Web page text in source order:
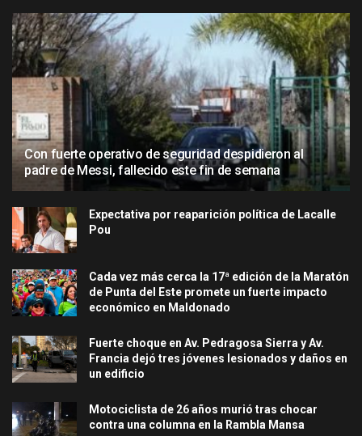
Con fuerte operativo de seguridad despidieron al
padre de Messi, fallecido este fin de semana
Expectativa por reaparición política de Lacalle
Pou
Cada vez más cerca la 17ª edición de la Maratón
de Punta del Este promete un fuerte impacto
económico en Maldonado
Fuerte choque en Av. Pedragosa Sierra y Av.
Francia dejó tres jóvenes lesionados y daños en
un edificio
Motociclista de 26 años murió tras chocar
contra una columna en la Rambla Mansa